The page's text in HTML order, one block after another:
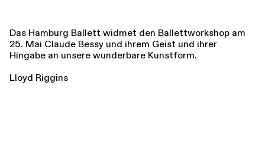
Das Hamburg Ballett widmet den Ballettworkshop am
25. Mai Claude Bessy und ihrem Geist und ihrer
Hingabe an unsere wunderbare Kunstform.
Lloyd Riggins